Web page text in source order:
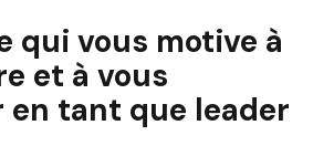
qui vous motive à
et à vous
en tant que leader